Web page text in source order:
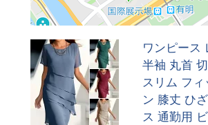
ワンピース
半袖 丸首
スリム フィ
ン 膝丈 ひ
ス 通勤用